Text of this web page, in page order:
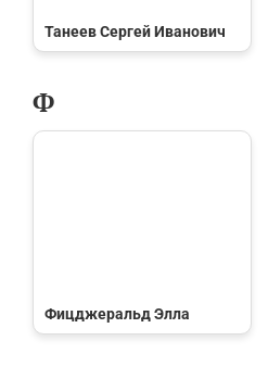
Танеев Сергей Иванович
Ф
Фицджеральд Элла